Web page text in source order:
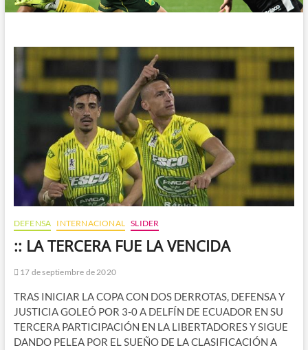
DEFENSA INTERNACIONAL SLIDER
:: LA TERCERA FUE LA VENCIDA
17 de septiembre de 2020
TRAS INICIAR LA COPA CON DOS DERROTAS, DEFENSA Y
JUSTICIA GOLEÓ POR 3-0 A DELFÍN DE ECUADOR EN SU
TERCERA PARTICIPACIÓN EN LA LIBERTADORES Y SIGUE
DANDO PELEA POR EL SUEÑO DE LA CLASIFICACIÓN A